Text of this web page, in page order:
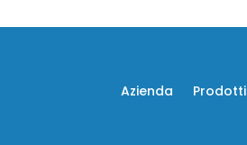
Azienda Prodotti